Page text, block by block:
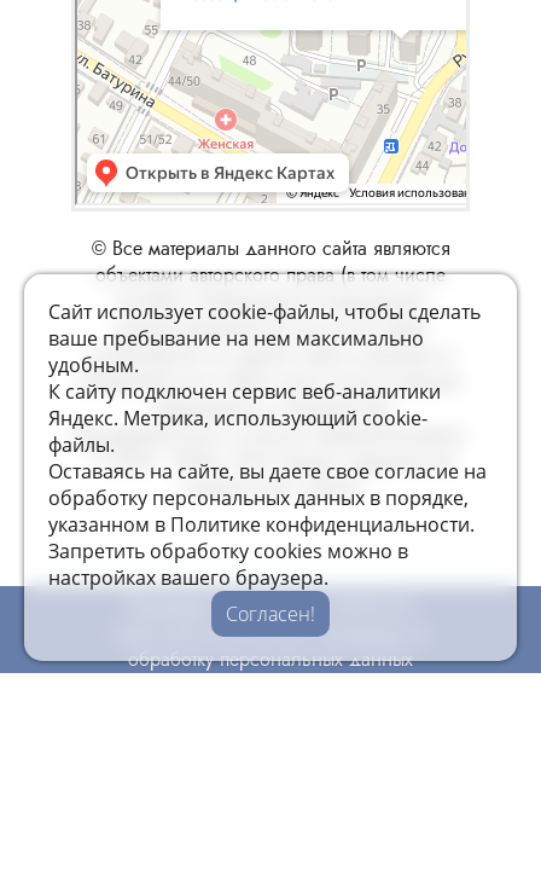
© Все материалы данного сайта являются
объектами авторского права (в том числе
дизайн). Запрещается копирование,
распространение (в том числе путем
копирования на другие сайты и ресурсы в
Интернете) или любое иное использование
информации и объектов без
предварительного согласия правообладателя.
© 2010 - 2025, ООО Центр современной
стоматологии «Эстет»
в отношении обработки
персональных данных.Согласие
обработку персональных данных
Сайт использует cookie-файлы, чтобы сделать
ваше пребывание на нем максимально
удобным.
К cайту подключен сервис веб-аналитики
Яндекс. Метрика, использующий cookie-
файлы.
Оставаясь на сайте, вы даете свое согласие на
обработку персональных данных в порядке,
указанном в Политике конфиденциальности.
Запретить обработку cookies можно в
настройках вашего браузера.
Согласен!